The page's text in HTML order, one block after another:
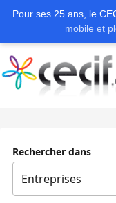
Pour ses 25 ans, le
mobile et
Rechercher dans